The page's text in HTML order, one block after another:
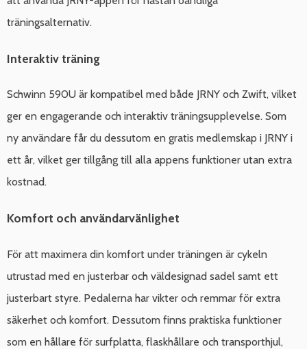
träningsalternativ.
Interaktiv träning
Schwinn 590U är kompatibel med både JRNY och Zwift, vilket
ger en engagerande och interaktiv träningsupplevelse. Som
ny användare får du dessutom en gratis medlemskap i JRNY i
ett år, vilket ger tillgång till alla appens funktioner utan extra
kostnad.
Komfort och användarvänlighet
För att maximera din komfort under träningen är cykeln
utrustad med en justerbar och väldesignad sadel samt ett
justerbart styre. Pedalerna har vikter och remmar för extra
säkerhet och komfort. Dessutom finns praktiska funktioner
som en hållare för surfplatta, flaskhållare och transporthjul,